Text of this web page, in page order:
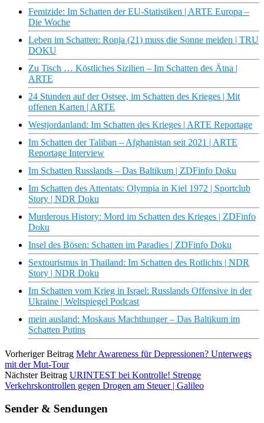
Femizide: Im Schatten der EU-Statistiken | ARTE Europa –
Die Woche
Leben im Schatten: Ronja (21) muss die Sonne meiden | TRU
DOKU
Zu Tisch … Köstliches Sizilien – Im Schatten des Ätna |
ARTE
24 Stunden auf der Ostsee, im Schatten des Krieges | Mit
offenen Karten | ARTE
Westjordanland: Im Schatten des Krieges | ARTE Reportage
Im Schatten der Taliban – Afghanistan seit 2021 | ARTE
Reportage Interview
Im Schatten Russlands – Das Baltikum | ZDFinfo Doku
Im Schatten des Attentats: Olympia in Kiel 1972 | Sportclub
Story | NDR Doku
Murderous History: Mord im Schatten des Krieges | ZDFinfo
Doku
Insel des Bösen: Schatten im Paradies | ZDFinfo Doku
Sextourismus in Thailand: Im Schatten des Rotlichts | NDR
Story | NDR Doku
Im Schatten vom Krieg in Israel: Russlands Offensive in der
Ukraine | Weltspiegel Podcast
mein ausland: Moskaus Machthunger – Das Baltikum im
Schatten Putins
Vorheriger Beitrag Mehr Awareness für Depressionen? Unterwegs
mit der Mut-Tour
Nächster Beitrag URINTEST bei Kontrolle! Strenge
Verkehrskontrollen gegen Drogen am Steuer | Galileo
Sender & Sendungen